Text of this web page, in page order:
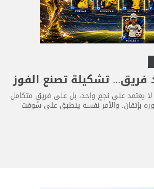
فريق... تشكيلة تصنع الفوز
لا يعتمد على نجمٍ واحد، بل على فريقٍ متكامل
بإتقان. والأمر نفسه ينطبق على سوفت